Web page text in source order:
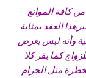
كافة الموانع
العقد بمثابة
وأنه ليس بغرض
كما يقر كلا
مثل الجزام